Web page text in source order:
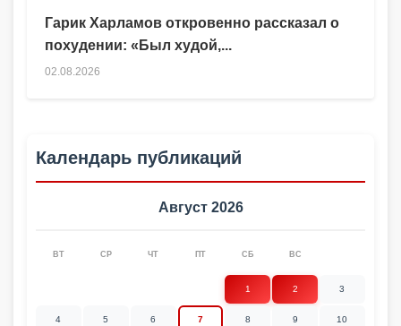
Гарик Харламов откровенно рассказал о
похудении: «Был худой,...
02.08.2026
Календарь публикаций
Август 2026
ВТ СР ЧТ ПТ СБ ВС
1 2 3
4 5 6 7 8 9 10